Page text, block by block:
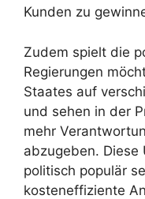
Kunden zu
Zudem spielt die
Regierungen
Staates auf
und sehen in der
mehr
abzugeben. Diese
politisch populär
kosteneffiziente